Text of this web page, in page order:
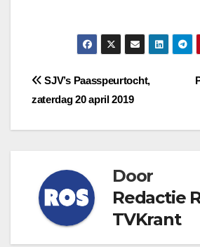
Bericht
navigatie
SJV’s Paasspeurtocht,
zaterdag 20 april 2019
Door
Redactie
TVKrant